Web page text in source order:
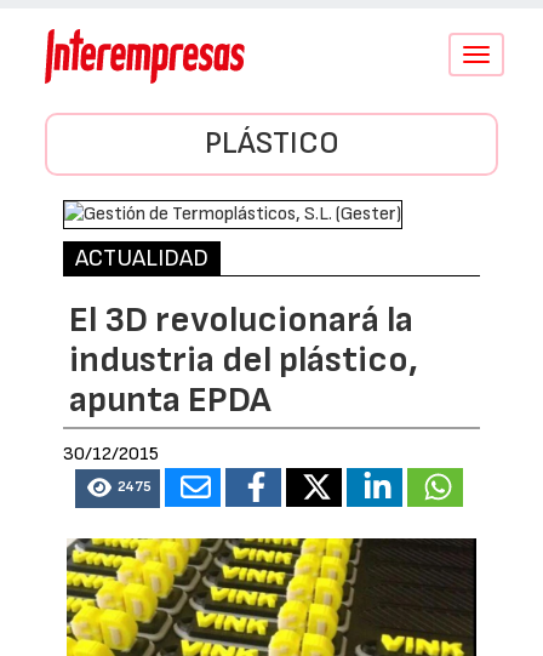
Conmutar
PLÁSTICO
ACTUALIDAD
El 3D revolucionará la
industria del plástico,
apunta EPDA
30/12/2015
2475